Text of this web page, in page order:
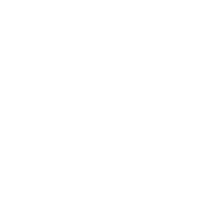
novedades del mercado de La Liga